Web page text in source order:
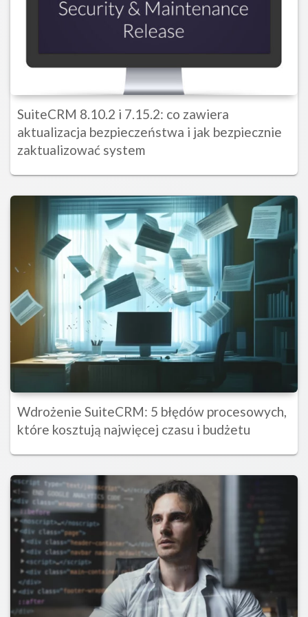
SuiteCRM 8.10.2 i 7.15.2: co zawiera
aktualizacja bezpieczeństwa i jak bezpiecznie
zaktualizować system
Wdrożenie SuiteCRM: 5 błędów procesowych,
które kosztują najwięcej czasu i budżetu